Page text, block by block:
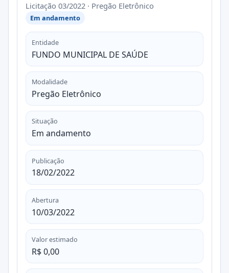
Licitação 03/2022 · Pregão Eletrônico
Em andamento
Entidade
FUNDO MUNICIPAL DE SAÚDE
Modalidade
Pregão Eletrônico
Situação
Em andamento
Publicação
18/02/2022
Abertura
10/03/2022
Valor estimado
R$ 0,00